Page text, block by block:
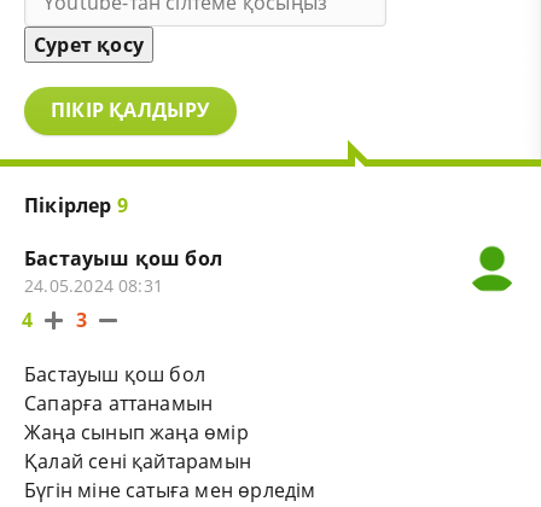
Сурет қосу
ПІКІР ҚАЛДЫРУ
Пікірлер 9
Бастауыш қош бол
24.05.2024 08:31
4 3
Бастауыш қош бол
Сапарға аттанамын
Жаңа сынып жаңа өмір
Қалай сені қайтарамын
Бүгін міне сатыға мен өрледім